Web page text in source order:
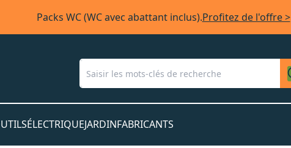
Packs WC (WC avec abattant inclus).Profitez de l'offre >
ÉLECTRIQUEJARDINFABRICANTS